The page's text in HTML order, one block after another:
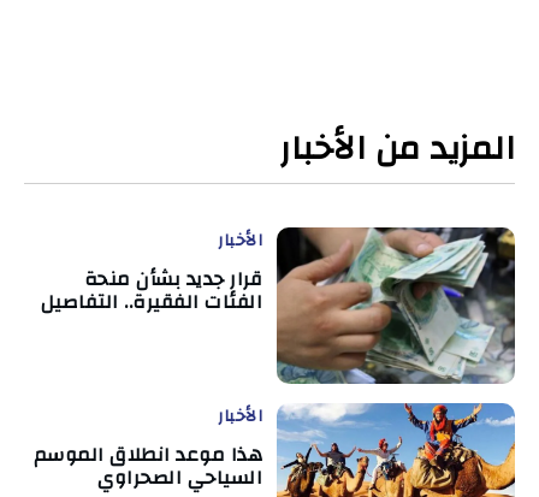
المزيد من الأخبار
الأخبار
قرار جديد بشأن منحة
الفئات الفقيرة.. التفاصيل
الأخبار
هذا موعد انطلاق الموسم
السياحي الصحراوي